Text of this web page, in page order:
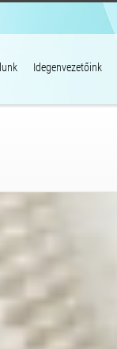
Idegenvezetőink